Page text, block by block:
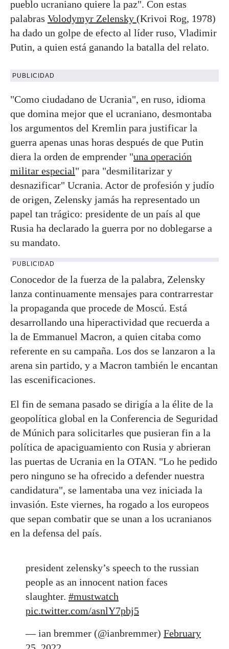
pueblo ucraniano quiere la paz". Con estas
palabras Volodymyr Zelensky (Krivoi Rog, 1978)
ha dado un golpe de efecto al líder ruso, Vladimir
Putin, a quien está ganando la batalla del relato.
PUBLICIDAD
"Como ciudadano de Ucrania", en ruso, idioma
que domina mejor que el ucraniano, desmontaba
los argumentos del Kremlin para justificar la
guerra apenas unas horas después de que Putin
diera la orden de emprender "una operación
militar especial" para "desmilitarizar y
desnazificar" Ucrania. Actor de profesión y judío
de origen, Zelensky jamás ha representado un
papel tan trágico: presidente de un país al que
Rusia ha declarado la guerra por no doblegarse a
su mandato.
PUBLICIDAD
Conocedor de la fuerza de la palabra, Zelensky
lanza continuamente mensajes para contrarrestar
la propaganda que procede de Moscú. Está
desarrollando una hiperactividad que recuerda a
la de Emmanuel Macron, a quien citaba como
referente en su campaña. Los dos se lanzaron a la
arena sin partido, y a Macron también le encantan
las escenificaciones.
El fin de semana pasado se dirigía a la élite de la
geopolítica global en la Conferencia de Seguridad
de Múnich para solicitarles que pusieran fin a la
política de apaciguamiento con Rusia y abrieran
las puertas de Ucrania en la OTAN. "Lo he pedido
pero ninguno se ha ofrecido a defender nuestra
candidatura", se lamentaba una vez iniciada la
invasión. Este viernes, ha rogado a los europeos
que sepan combatir que se unan a los ucranianos
en la defensa del país.
president zelensky’s speech to the russian
people as an innocent nation faces
slaughter. #mustwatch
pic.twitter.com/asnlY7pbj5
— ian bremmer (@ianbremmer) February